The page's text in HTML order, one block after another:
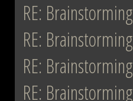
RE: Brainstorming
RE: Brainstorming
RE: Brainstorming
RE: Brainstorming